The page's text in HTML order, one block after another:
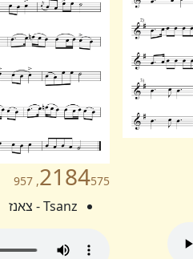
2184575, 957
Tsanz - צאנז